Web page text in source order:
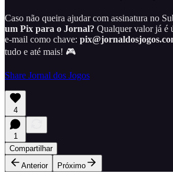
Caso não queira ajudar com assinatura no
um Pix para o Jornal? Qualquer valor já é
e-mail como chave:
tudo e até mais! 🎮
Share Jornal dos Jogos
4
1
Compartilhar
Anterior
Próximo